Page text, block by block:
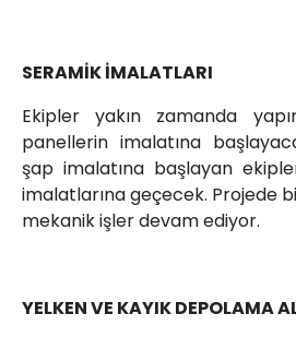
SERAMİK İMALATLARI
Ekipler yakın zamanda
panellerin imalatına
şap imalatına başlayan
imalatlarına geçecek. Projede
mekanik işler devam ediyor.
YELKEN VE KAYIK DEPOLAMA